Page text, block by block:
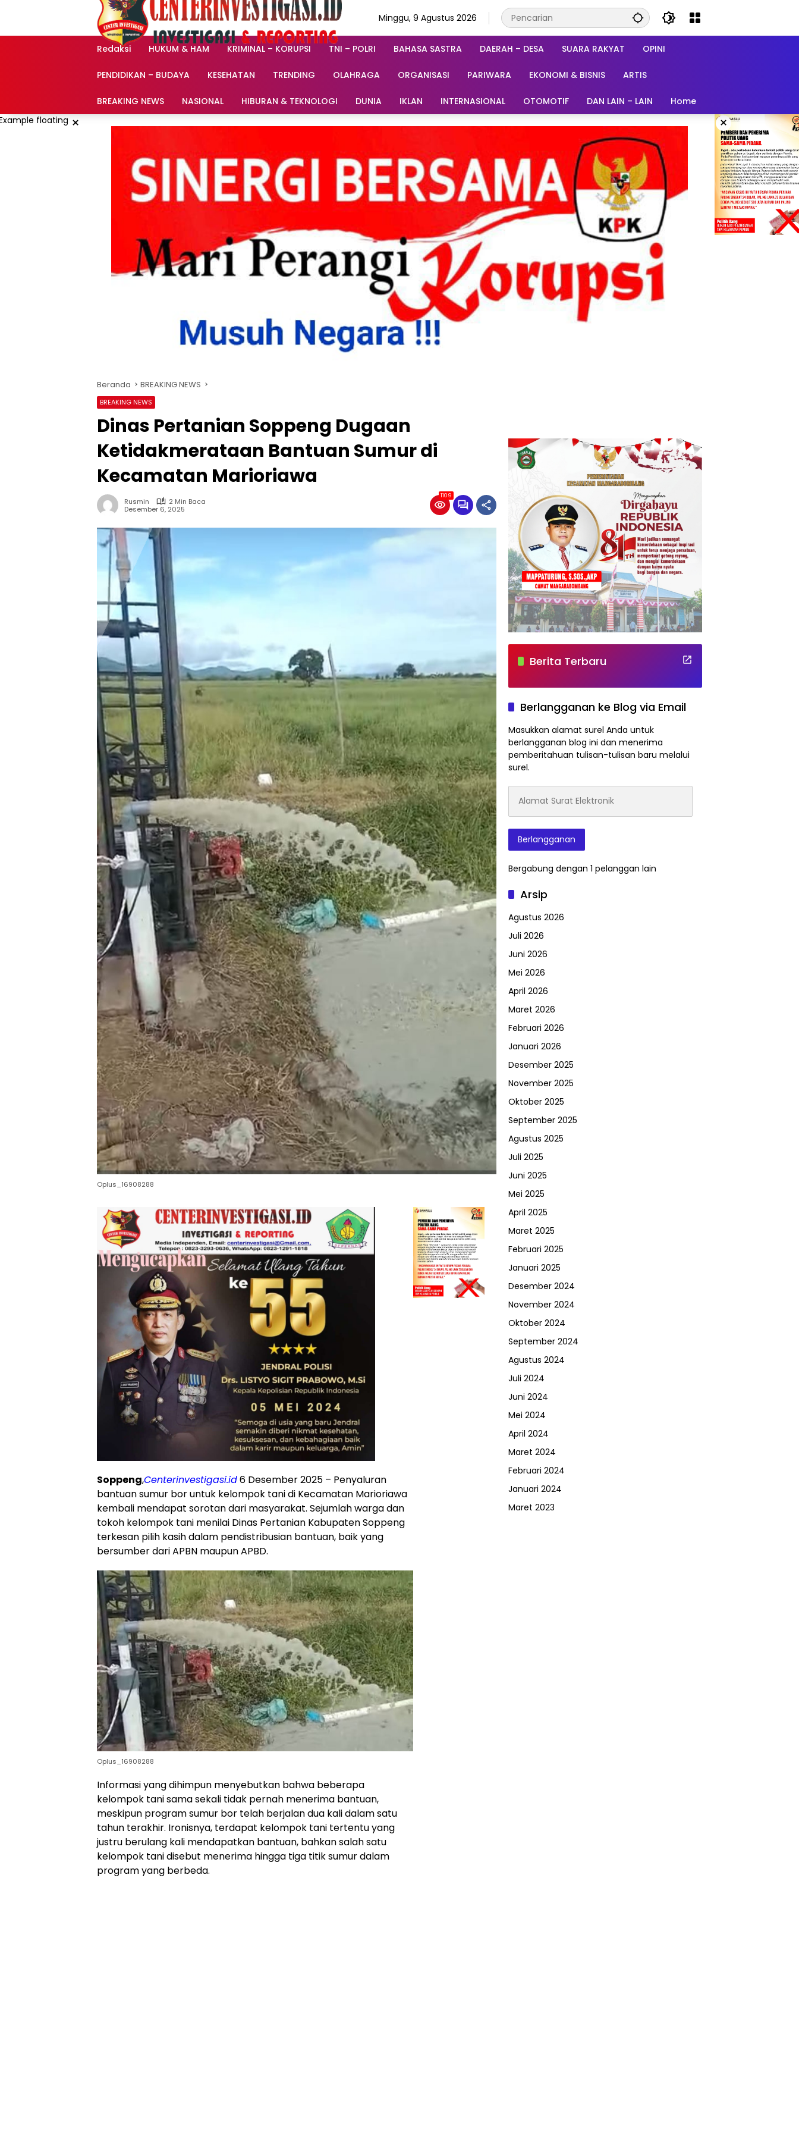
Minggu, 9 Agustus 2026
Redaksi HUKUM & HAM KRIMINAL – KORUPSI TNI – POLRI BAHASA SASTRA DAERAH – DESA SUARA RAKYAT OPINI
PENDIDIKAN – BUDAYA KESEHATAN TRENDING OLAHRAGA ORGANISASI PARIWARA EKONOMI & BISNIS ARTIS
BREAKING NEWS NASIONAL HIBURAN & TEKNOLOGI DUNIA IKLAN INTERNASIONAL OTOMOTIF DAN LAIN – LAIN Home
× ×
Beranda BREAKING NEWS
BREAKING NEWS
Dinas Pertanian Soppeng Dugaan
Ketidakmerataan Bantuan Sumur di
Kecamatan Marioriawa
Rusmin
2 Min Baca
Desember 6, 2025
1109
Oplus_16908288
Soppeng,Centerinvestigasi.id6 Desember 2025 – Penyaluran
bantuan sumur bor untuk kelompok tani di Kecamatan Marioriawa
kembali mendapat sorotan dari masyarakat. Sejumlah warga dan
tokoh kelompok tani menilai Dinas Pertanian Kabupaten Soppeng
terkesan pilih kasih dalam pendistribusian bantuan, baik yang
bersumber dari APBN maupun APBD.
Oplus_16908288
Informasi yang dihimpun menyebutkan bahwa beberapa
kelompok tani sama sekali tidak pernah menerima bantuan,
meskipun program sumur bor telah berjalan dua kali dalam satu
tahun terakhir. Ironisnya, terdapat kelompok tani tertentu yang
justru berulang kali mendapatkan bantuan, bahkan salah satu
kelompok tani disebut menerima hingga tiga titik sumur dalam
program yang berbeda.
Berita Terbaru
Berlangganan ke Blog via Email
Masukkan alamat surel Anda untuk
berlangganan blog ini dan menerima
pemberitahuan tulisan-tulisan baru melalui
surel.
Surat
Elektronik
Berlangganan
Bergabung dengan 1 pelanggan lain
Arsip
Agustus 2026
Juli 2026
Juni 2026
Mei 2026
April 2026
Maret 2026
Februari 2026
Januari 2026
Desember 2025
November 2025
Oktober 2025
September 2025
Agustus 2025
Juli 2025
Juni 2025
Mei 2025
April 2025
Maret 2025
Februari 2025
Januari 2025
Desember 2024
November 2024
Oktober 2024
September 2024
Agustus 2024
Juli 2024
Juni 2024
Mei 2024
April 2024
Maret 2024
Februari 2024
Januari 2024
Maret 2023